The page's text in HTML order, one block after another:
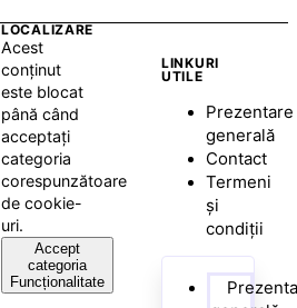
LOCALIZARE
Acest
conținut
este blocat
până când
acceptați
categoria
corespunzătoare
de cookie-
uri.
Accept
categoria
Funcționalitate
LINKURI
UTILE
Prezentare
generală
Contact
Termeni
și
condiții